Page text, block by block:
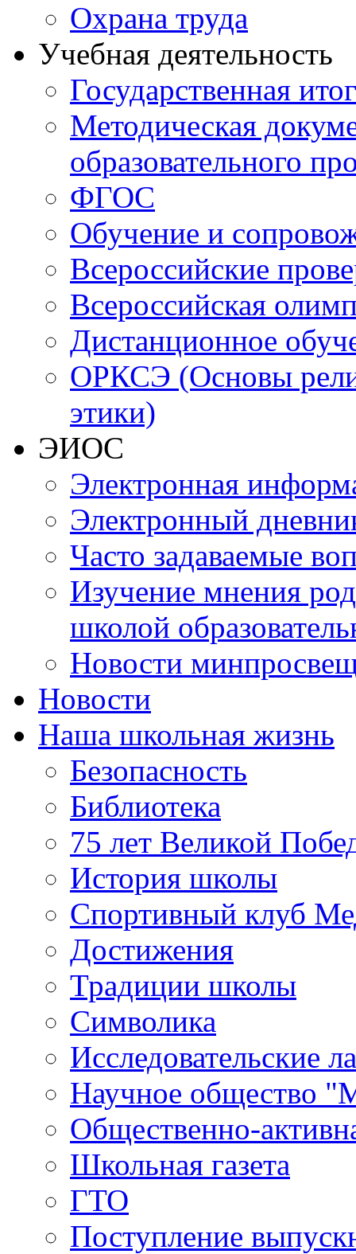
Охрана труда
Учебная деятельность
Государственная
Методическая
образовательного
ФГОС
Обучение и
Всероссийские
Всероссийская
Дистанционное
ОРКСЭ (Основы
этики)
ЭИОС
Электронная
Электронный
Часто задаваемые
Изучение мнения
школой
Новости
Новости
Наша школьная жизнь
Безопасность
Библиотека
75 лет Великой
История школы
Спортивный клуб
Достижения
Традиции школы
Символика
Исследовательские
Научное общество
Общественно-
Школьная газета
ГТО
Поступление